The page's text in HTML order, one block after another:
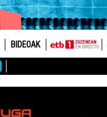
BIDEOAK